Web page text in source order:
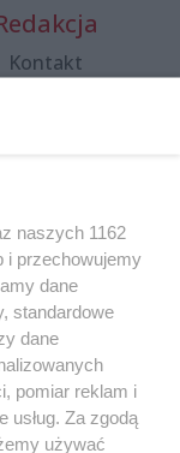
Kontakt
koncert z okazji
portalu
konkursów
"Hej
Jest piątek!"
naszych 1162
i przechowujemy
dane
standardowe
dane
pomiar reklam i
usług. Za zgodą
używać